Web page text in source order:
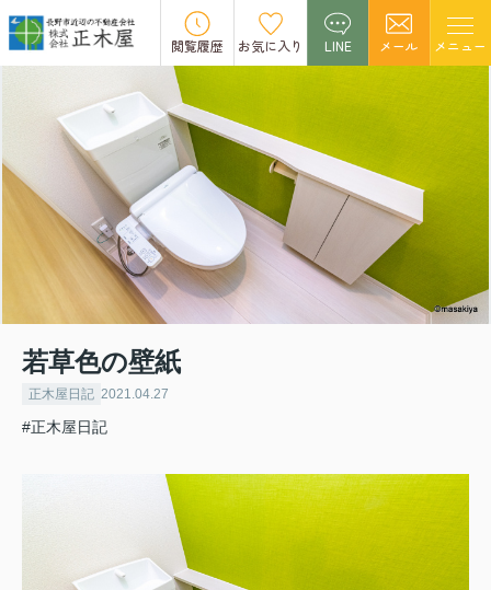
閲覧履歴 お気に入り LINE メール メニュー
若草色の壁紙
正木屋日記 2021.04.27
#正木屋日記